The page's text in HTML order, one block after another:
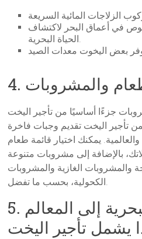
في أعماق البحر لاكتشاف
الحياة البحرية.
والمشروبات
جزءًا أساسيًا من تأجير اليخت
تأجير اليخت تقديم وجبات فاخرة
والعالمية. يمكنك اختيار قائمة طعام
بالإضافة إلى مشروبات متنوعة
والمشروبات الغازية والمشروبات
الكحولية، بحسب ما تفضل.
5. الرحلات البحرية إلى المعالم
يشمل تأجير اليخت